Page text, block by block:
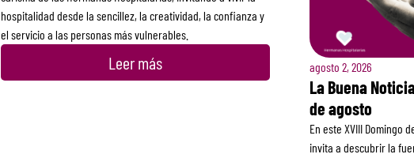
hospitalidad desde la sencillez, la creatividad, la confianza y
el servicio a las personas más vulnerables.
Leer más agosto 2, 2026
La Buena
de agosto
En este XVIII Domingo
invita a descubrir la